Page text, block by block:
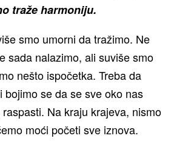
traže harmoniju.
smo umorni da tražimo. Ne
sada nalazimo, ali suviše smo
nešto ispočetka. Treba da
bojimo se da se sve oko nas
Na kraju krajeva, nismo
moći početi sve iznova.